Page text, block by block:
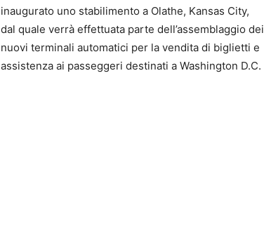
inaugurato uno stabilimento a Olathe, Kansas City,
dal quale verrà effettuata parte dell’assemblaggio dei
nuovi terminali automatici per la vendita di biglietti e
assistenza ai passeggeri destinati a Washington D.C.